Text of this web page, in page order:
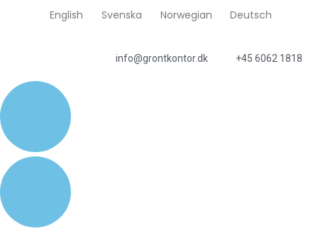
English Svenska Norwegian Deutsch
info@grontkontor.dk +45 6062 1818